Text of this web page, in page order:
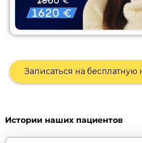
Записаться на бесплатную
Истории наших пациентов